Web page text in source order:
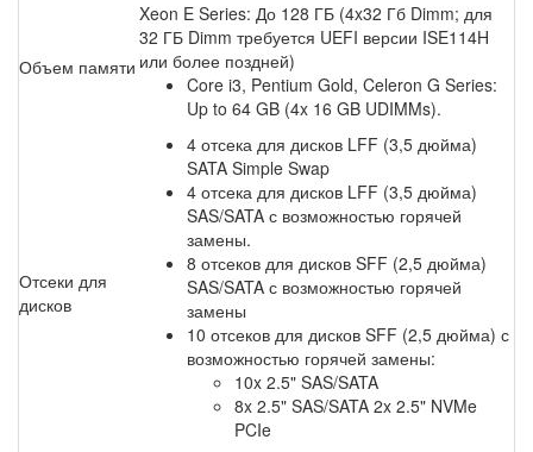
Объем памяти
Xeon E Series: До 128 ГБ (4x32 Гб Dimm; для
32 ГБ Dimm требуется UEFI версии ISE114H
или более поздней)
Core i3, Pentium Gold, Celeron G Series:
Up to 64 GB (4x 16 GB UDIMMs).
Отсеки для
дисков
4 отсека для дисков LFF (3,5 дюйма)
SATA Simple Swap
4 отсека для дисков LFF (3,5 дюйма)
SAS/SATA с возможностью горячей
замены.
8 отсеков для дисков SFF (2,5 дюйма)
SAS/SATA с возможностью горячей
замены
10 отсеков для дисков SFF (2,5 дюйма) с
возможностью горячей замены:
10x 2.5" SAS/SATA
8x 2.5" SAS/SATA 2x 2.5" NVMe
PCIe